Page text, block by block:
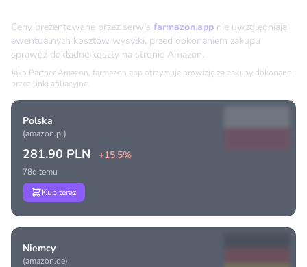
Ceny prezentowane przez serwis farmazon.app nie uwzględniają
ewentualnych kosztów wysyłki, przed dokonaniem zakupu
sprawdź dokładne koszty na stronie Amazon.
Jako Partner Amazon, farmazon.app otrzymuje prowizję za zakupy dokonane
przez linki afiliacyjne.
Polska
(amazon.pl)
281.90 PLN +15.5%
78d temu
Kup teraz
Niemcy
(amazon.de)